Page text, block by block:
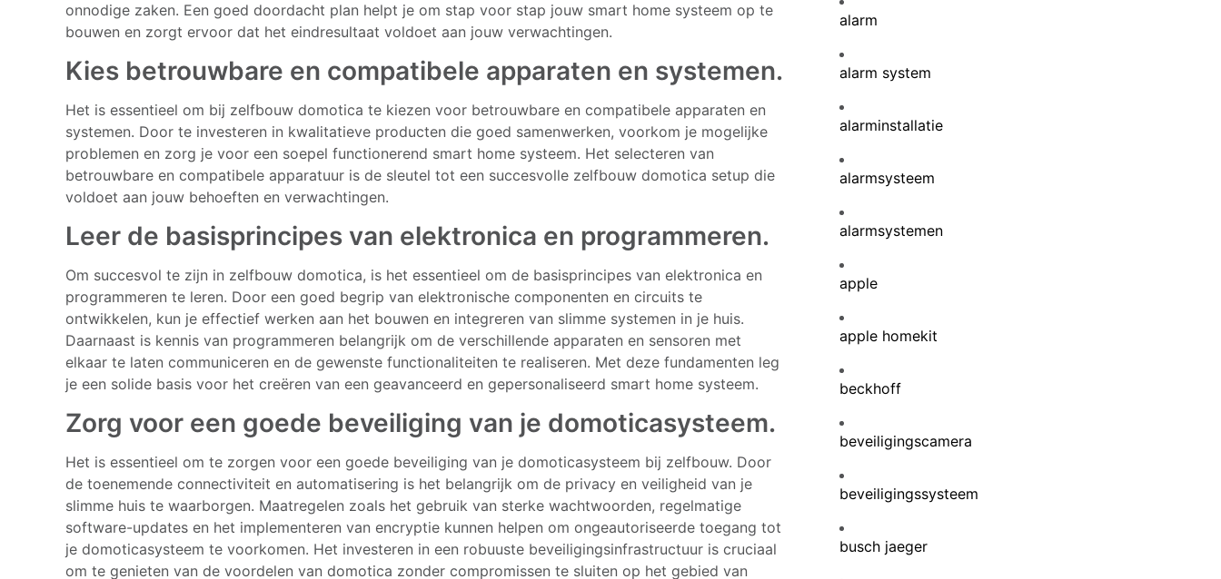
onnodige zaken. Een goed doordacht plan helpt je om stap voor stap jouw smart home systeem op te
bouwen en zorgt ervoor dat het eindresultaat voldoet aan jouw verwachtingen.
Kies betrouwbare en compatibele apparaten en systemen.
Het is essentieel om bij zelfbouw domotica te kiezen voor betrouwbare en compatibele apparaten en
systemen. Door te investeren in kwalitatieve producten die goed samenwerken, voorkom je mogelijke
problemen en zorg je voor een soepel functionerend smart home systeem. Het selecteren van
betrouwbare en compatibele apparatuur is de sleutel tot een succesvolle zelfbouw domotica setup die
voldoet aan jouw behoeften en verwachtingen.
Leer de basisprincipes van elektronica en programmeren.
Om succesvol te zijn in zelfbouw domotica, is het essentieel om de basisprincipes van elektronica en
programmeren te leren. Door een goed begrip van elektronische componenten en circuits te
ontwikkelen, kun je effectief werken aan het bouwen en integreren van slimme systemen in je huis.
Daarnaast is kennis van programmeren belangrijk om de verschillende apparaten en sensoren met
elkaar te laten communiceren en de gewenste functionaliteiten te realiseren. Met deze fundamenten leg
je een solide basis voor het creëren van een geavanceerd en gepersonaliseerd smart home systeem.
Zorg voor een goede beveiliging van je domoticasysteem.
Het is essentieel om te zorgen voor een goede beveiliging van je domoticasysteem bij zelfbouw. Door
de toenemende connectiviteit en automatisering is het belangrijk om de privacy en veiligheid van je
slimme huis te waarborgen. Maatregelen zoals het gebruik van sterke wachtwoorden, regelmatige
software-updates en het implementeren van encryptie kunnen helpen om ongeautoriseerde toegang tot
je domoticasysteem te voorkomen. Het investeren in een robuuste beveiligingsinfrastructuur is cruciaal
om te genieten van de voordelen van domotica zonder compromissen te sluiten op het gebied van
alarm
alarm system
alarminstallatie
alarmsysteem
alarmsystemen
apple
apple homekit
beckhoff
beveiligingscamera
beveiligingssysteem
busch jaeger